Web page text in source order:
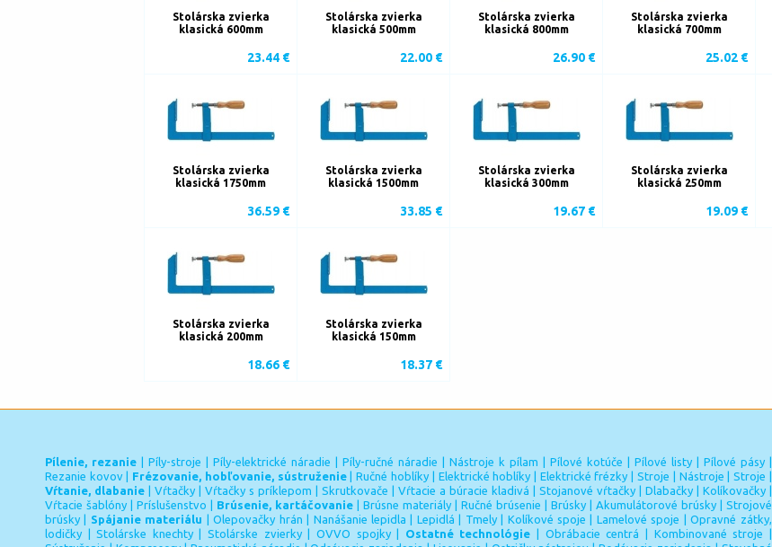
Stolárska zvierka
klasická 600mm
23.44 €
Stolárska zvierka
klasická 500mm
22.00 €
Stolárska zvierka
klasická 800mm
26.90 €
Stolárska zvierka
klasická 700mm
25.02 €
Stolárska zvierka
klasická 1750mm
36.59 €
Stolárska zvierka
klasická 1500mm
33.85 €
Stolárska zvierka
klasická 300mm
19.67 €
Stolárska zvierka
klasická 250mm
19.09 €
Stolárska zvierka
klasická 200mm
18.66 €
Stolárska zvierka
klasická 150mm
18.37 €
Pílenie, rezanie| Píly-stroje Píly-elektrické náradie Píly-ručné náradie Nástroje k pílam Pílové kotúče Pílové listy| Pílové pásy|
Rezanie kovov| Frézovanie, hobľovanie, sústruženie|Ručné hoblíky Elektrické hoblíky Elektrické frézky Stroje Nástroje Stroje
Vŕtanie, dlabanie| Vŕtačky| Vŕtačky s príklepom Skrutkovače Vŕtacie a búracie kladivá Stojanové vŕtačky| Dlabačky| Kolíkovačky|
Vŕtacie šablóny| Príslušenstvo Brúsenie, kartáčovanie| Brúsne materiály| Ručné brúsenie Brúsky| Akumulátorové brúsky| Strojové
brúsky
Spájanie materiálu |Olepovačky hrán Nanášanie lepidla Lepidlá Tmely| Kolíkové spoje Lamelové spoje |Opravné zátky,
lodičky |Stolárske knechty|Stolárske zvierky| OVVO spojky| Ostatné technológie Obrábacie centrá Kombinované stroje